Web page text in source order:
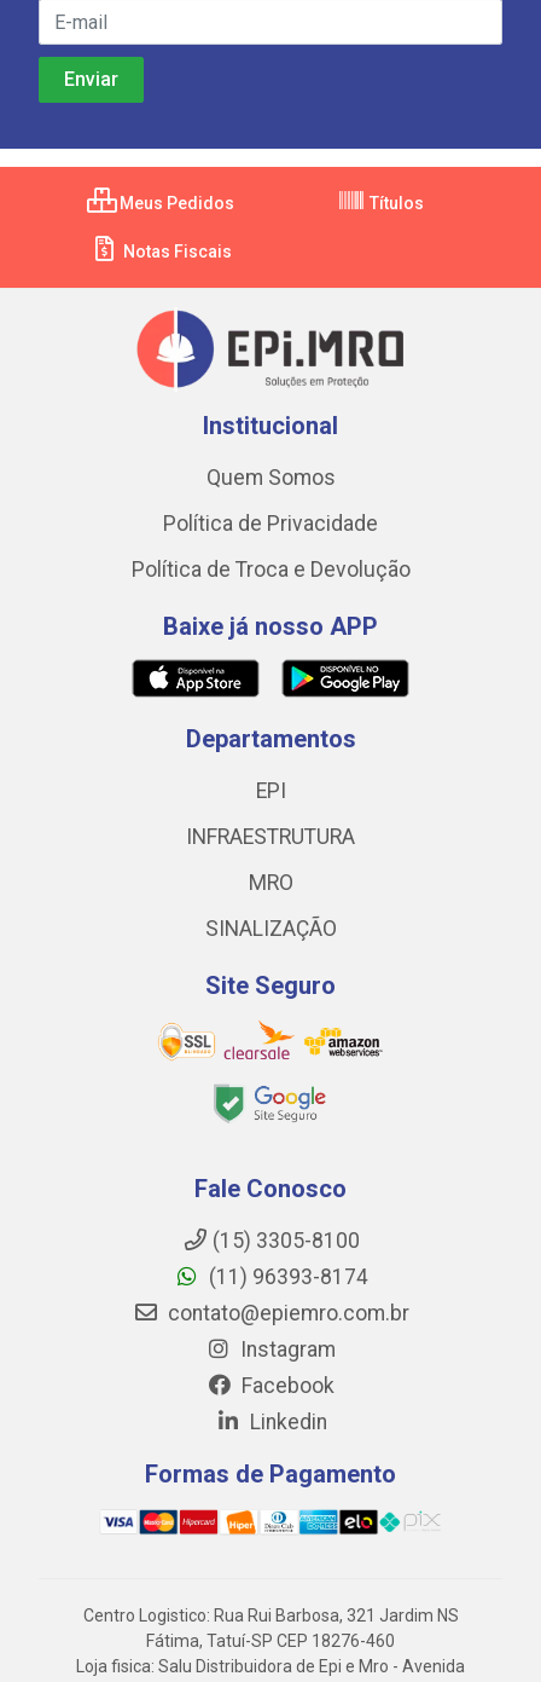
Meus Pedidos Títulos
Notas Fiscais
Institucional
Quem Somos
Política de Privacidade
Política de Troca e Devolução
Baixe já nosso APP
Departamentos
EPI
INFRAESTRUTURA
MRO
SINALIZAÇÃO
Site Seguro
Fale Conosco
(15) 3305-8100
(11) 96393-8174
contato@epiemro.com.br
Instagram
Facebook
Linkedin
Formas de Pagamento
Centro Logistico: Rua Rui Barbosa, 321 Jardim NS
Fátima, Tatuí-SP CEP 18276-460
Loja fisica: Salu Distribuidora de Epi e Mro - Avenida